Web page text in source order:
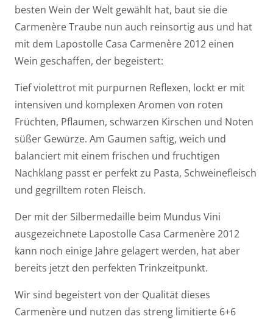
besten Wein der Welt gewählt hat, baut sie die
Carmenère Traube nun auch reinsortig aus und hat
mit dem Lapostolle Casa Carmenère 2012 einen
Wein geschaffen, der begeistert:
Tief violettrot mit purpurnen Reflexen, lockt er mit
intensiven und komplexen Aromen von roten
Früchten, Pflaumen, schwarzen Kirschen und Noten
süßer Gewürze. Am Gaumen saftig, weich und
balanciert mit einem frischen und fruchtigen
Nachklang passt er perfekt zu Pasta, Schweinefleisch
und gegrilltem roten Fleisch.
Der mit der Silbermedaille beim Mundus Vini
ausgezeichnete Lapostolle Casa Carmenère 2012
kann noch einige Jahre gelagert werden, hat aber
bereits jetzt den perfekten Trinkzeitpunkt.
Wir sind begeistert von der Qualität dieses
Carmenère und nutzen das streng limitierte 6+6